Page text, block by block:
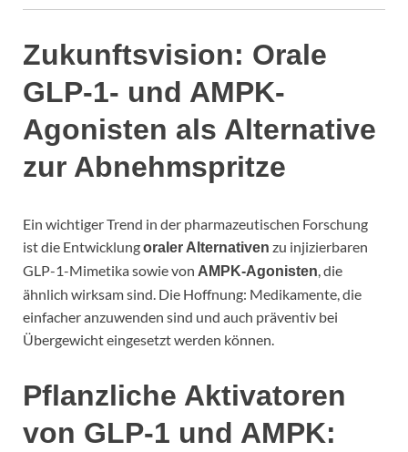
Zukunftsvision: Orale
GLP-1- und AMPK-
Agonisten als Alternative
zur Abnehmspritze
Ein wichtiger Trend in der pharmazeutischen Forschung
ist die Entwicklungoraler Alternativen zu injizierbaren
GLP-1-Mimetika sowie von AMPK-Agonisten, die
ähnlich wirksam sind. Die Hoffnung: Medikamente, die
einfacher anzuwenden sind und auch präventiv bei
Übergewicht eingesetzt werden können.
Pflanzliche Aktivatoren
von GLP-1 und AMPK: